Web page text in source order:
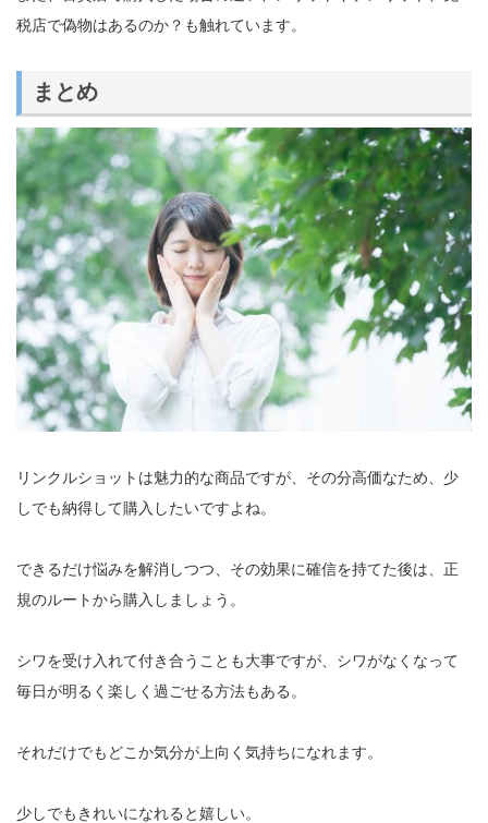
税店で偽物はあるのか？も触れています。
まとめ
リンクルショットは魅力的な商品ですが、その分高価なため、少
しでも納得して購入したいですよね。
できるだけ悩みを解消しつつ、その効果に確信を持てた後は、正
規のルートから購入しましょう。
シワを受け入れて付き合うことも大事ですが、シワがなくなって
毎日が明るく楽しく過ごせる方法もある。
それだけでもどこか気分が上向く気持ちになれます。
少しでもきれいになれると嬉しい。